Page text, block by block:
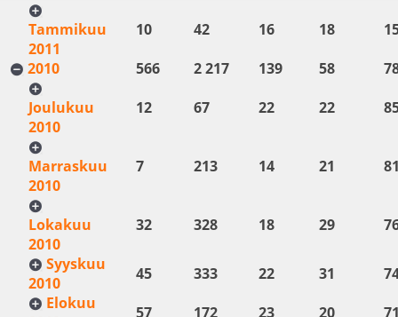
Tammikuu
2011
10 42 16 18
2010
566 2 217 139 58
Joulukuu
2010
12 67 22 22
Marraskuu
2010
7 213 14 21
Lokakuu
2010
32 328 18 29
Syyskuu
2010
45 333 22 31
Elokuu
57 172 23 20